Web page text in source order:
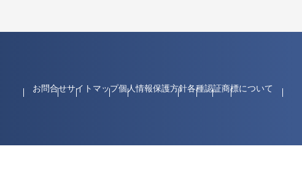
お問合せサイトマップ個人情報保護方針各種認証商標について